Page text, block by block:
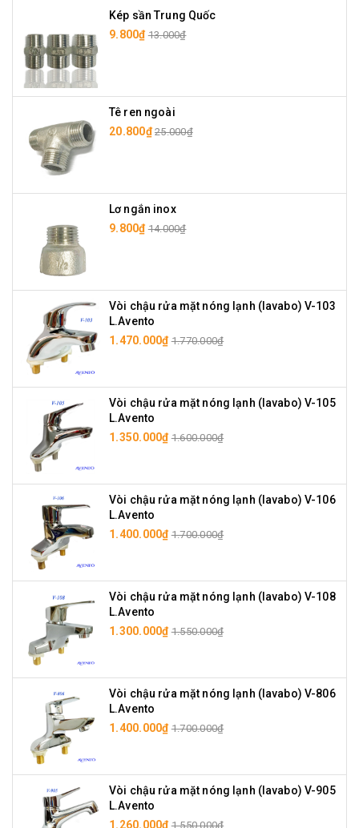
Kép sần Trung Quốc
9.800₫ 13.000₫
Tê ren ngoài
20.800₫ 25.000₫
Lơ ngắn inox
9.800₫ 14.000₫
Vòi chậu rửa mặt nóng lạnh (lavabo) V-103
L.Avento
1.470.000₫ 1.770.000₫
Vòi chậu rửa mặt nóng lạnh (lavabo) V-105
L.Avento
1.350.000₫ 1.600.000₫
Vòi chậu rửa mặt nóng lạnh (lavabo) V-106
L.Avento
1.400.000₫ 1.700.000₫
Vòi chậu rửa mặt nóng lạnh (lavabo) V-108
L.Avento
1.300.000₫ 1.550.000₫
Vòi chậu rửa mặt nóng lạnh (lavabo) V-806
L.Avento
1.400.000₫ 1.700.000₫
Vòi chậu rửa mặt nóng lạnh (lavabo) V-905
L.Avento
1.260.000₫ 1.550.000₫